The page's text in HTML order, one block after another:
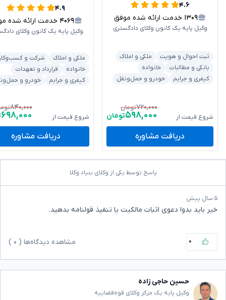
۴.۶
۱۳۰۹ خدمت ارائه شده موفق
وکیل پایه یک کانون وکلای دادگستری
ثبت احوال و هویت
ملکی و املاک
بانکی و مطالبات
خانواده
کیفری و جرایم
خودرو و حمل‌ونقل
شروع قیمت از
۷۲۰,۰۰۰تومان
۵۹۸,۰۰۰تومان
دریافت مشاوره
۴.۹
۴۰۶۹ خدمت ارائه شده موفق
وکیل پایه یک کانون وکلای
ملکی و املاک
شرکت و
خانواده
قرارداد و تعهدات
کیفری و جرایم
خودرو و
شروع قیمت از
۸۴۰,۰۰۰
۶۹۸,۰۰۰
دریافت مشاوره
پاسخ توسط یکی از وکلای بنیاد وکلا
۵ سال پیش
خیر باید بدوا دعوی اثبات مالکیت یا تنفیذ قولنامه بدهید‌.
۰ مشاهده دیدگاه‌ها ( ۰
حسین حاجی زاده
وکیل پایه یک مرکز وکلای قوه‌قضاییه